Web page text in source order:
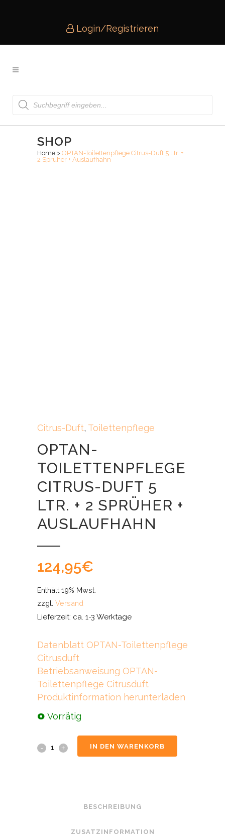
Login/Registrieren
Products
search
SHOP
Home > OPTAN-Toilettenpflege Citrus-Duft 5 Ltr. +
2 Sprüher + Auslaufhahn
Citrus-Duft, Toilettenpflege
OPTAN-
TOILETTENPFLEGE
CITRUS-DUFT 5
LTR. + 2 SPRÜHER +
AUSLAUFHAHN
124,95€
Enthält 19% Mwst.
zzgl. Versand
Lieferzeit: ca. 1-3 Werktage
Datenblatt OPTAN-Toilettenpflege
Citrusduft
Betriebsanweisung OPTAN-
Toilettenpflege Citrusduft
Produktinformation herunterladen
Vorrätig
IN DEN WARENKORB
BESCHREIBUNG
ZUSATZINFORMATION